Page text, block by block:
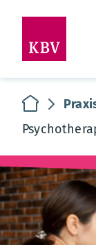
zur